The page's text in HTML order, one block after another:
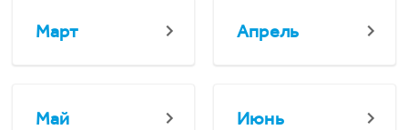
Март Апрель
Май Июнь